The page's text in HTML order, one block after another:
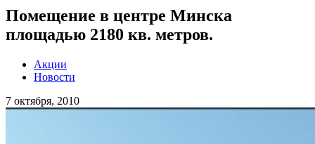
Помещение в центре Минска
площадью 2180 кв. метров.
Акции
Новости
7 октября, 2010